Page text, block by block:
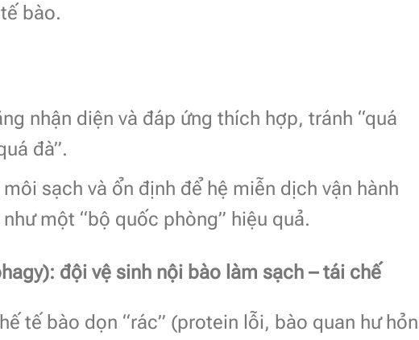
bào.
nhận diện và đáp ứng thích hợp, tránh “quá
đà”.
sạch và ổn định để hệ miễn dịch vận hành
một “bộ quốc phòng” hiệu quả.
đội vệ sinh nội bào làm sạch – tái chế
tế bào dọn “rác” (protein lỗi, bào quan hư